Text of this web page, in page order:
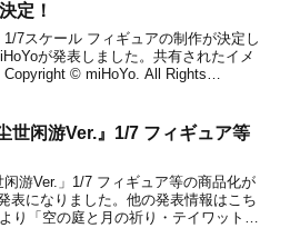
定！
1/7スケール フィギュアの制作が決定し
が発表しました。共有されたイメ
© miHoYo. All Rights
世闲游Ver.』1/7 フィギュア等
闲游Ver.」1/7 フィギュア等の商品化が
表になりました。他の発表情報はこち
り「空の庭と月の祈り・テイワットツ